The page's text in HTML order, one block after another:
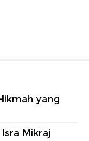
yang
Mikraj